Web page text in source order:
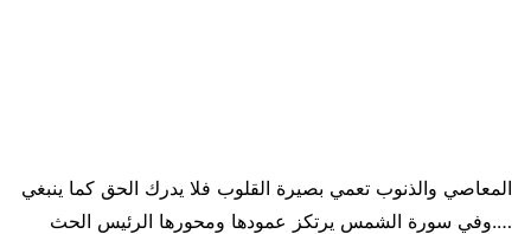
المعاصي والذنوب تعمي بصيرة القلوب فلا يدرك الحق كما ينبغي
….وفي سورة الشمس يرتكز عمودها ومحورها الرئيس الحث